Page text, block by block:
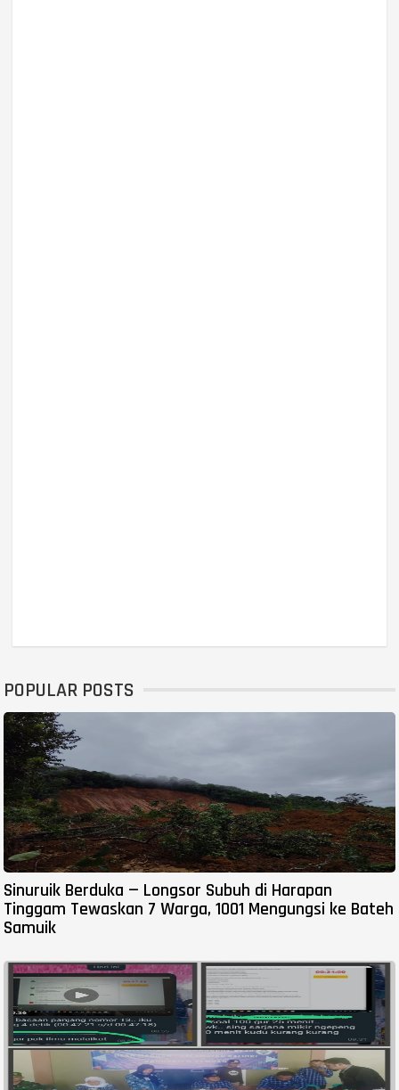
POPULAR POSTS
Sinuruik Berduka — Longsor Subuh di Harapan
Tinggam Tewaskan 7 Warga, 1001 Mengungsi ke Bateh
Samuik